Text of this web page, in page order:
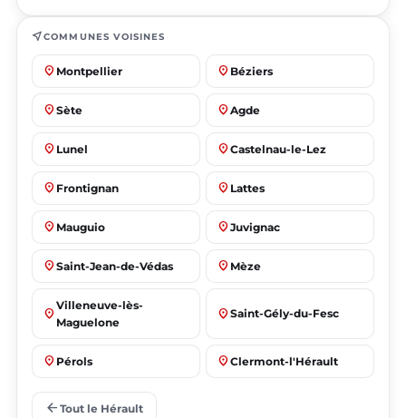
near_meCOMMUNES VOISINES
place Montpellier place Béziers
place Sète place Agde
place Lunel place Castelnau-le-Lez
place Frontignan place Lattes
place Mauguio place Juvignac
place Saint-Jean-de-Védas place Mèze
place
Villeneuve-lès-
Maguelone
place Saint-Gély-du-Fesc
place Pérols place Clermont-l'Hérault
place
arrow_back Tout le Hérault